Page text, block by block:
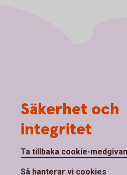
Säkerhet och
integritet
Ta tillbaka cookie-
Så hanterar vi cookies